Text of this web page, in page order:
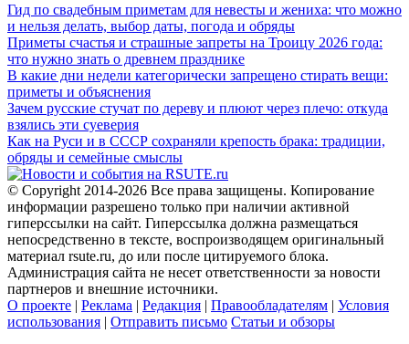
Гид по свадебным приметам для невесты и жениха: что можно
и нельзя делать, выбор даты, погода и обряды
Приметы счастья и страшные запреты на Троицу 2026 года:
что нужно знать о древнем празднике
В какие дни недели категорически запрещено стирать вещи:
приметы и объяснения
Зачем русские стучат по дереву и плюют через плечо: откуда
взялись эти суеверия
Как на Руси и в СССР сохраняли крепость брака: традиции,
обряды и семейные смыслы
© Copyright 2014-2026 Все права защищены. Копирование
информации разрешено только при наличии активной
гиперссылки на сайт. Гиперссылка должна размещаться
непосредственно в тексте, воспроизводящем оригинальный
материал rsute.ru, до или после цитируемого блока.
Администрация сайта не несет ответственности за новости
партнеров и внешние источники.
О проекте | Реклама | Редакция | Правообладателям | Условия
использования | Отправить письмо Статьи и обзоры